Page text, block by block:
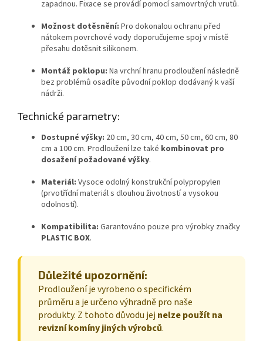
zapadnou. Fixace se provádí pomocí samovrtných vrutů.
Možnost dotěsnění: Pro dokonalou ochranu před
nátokem povrchové vody doporučujeme spoj v místě
přesahu dotěsnit silikonem.
Montáž poklopu: Na vrchní hranu prodloužení následně
bez problémů osadíte původní poklop dodávaný k vaší
nádrži.
Technické parametry:
Dostupné výšky: 20 cm, 30 cm, 40 cm, 50 cm, 60 cm, 80
cm a 100 cm. Prodloužení lze také kombinovat pro
dosažení požadované výšky.
Materiál: Vysoce odolný konstrukční polypropylen
(prvotřídní materiál s dlouhou životností a vysokou
odolností).
Kompatibilita: Garantováno pouze pro výrobky značky
PLASTIC BOX.
Důležité upozornění:
Prodloužení je vyrobeno o specifickém
průměru a je určeno výhradně pro naše
produkty. Z tohoto důvodu jej nelze použít na
revizní komíny jiných výrobců.